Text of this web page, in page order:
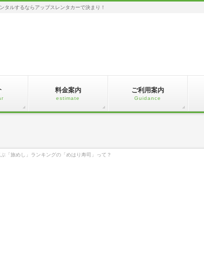
タルするならアップスレンタカーで決まり！
料金案内
estimate
ご利用案内
Guidance
「旅めし」ランキングの「めはり寿司」って？